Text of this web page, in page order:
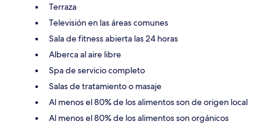
Terraza
Televisión en las áreas comunes
Sala de fitness abierta las 24 horas
Alberca al aire libre
Spa de servicio completo
Salas de tratamiento o masaje
Al menos el 80% de los alimentos son de origen local
Al menos el 80% de los alimentos son orgánicos